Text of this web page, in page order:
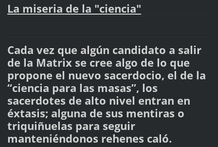
La miseria de la "ciencia"
Cada vez que algún candidato a salir
de la Matrix se cree algo de lo que
propone el nuevo sacerdocio, el de la
“ciencia para las masas”, los
sacerdotes de alto nivel entran en
éxtasis; alguna de sus mentiras o
triquiñuelas para seguir
manteniéndonos rehenes caló.